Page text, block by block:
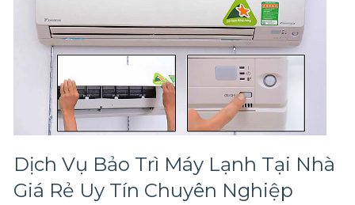
Dịch Vụ Bảo Trì Máy Lạnh Tại Nhà
Giá Rẻ Uy Tín Chuyên Nghiệp